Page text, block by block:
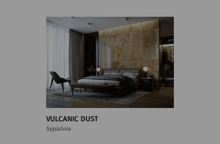
VULCANIC DUST
Sypialnia